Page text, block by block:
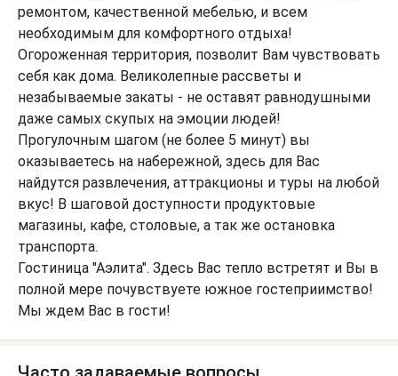
ремонтом, качественной мебелью, и всем
необходимым для комфортного отдыха!
Огороженная территория, позволит Вам чувствовать
себя как дома. Великолепные рассветы и
незабываемые закаты - не оставят равнодушными
даже самых скупых на эмоции людей!
Прогулочным шагом (не более 5 минут) вы
оказываетесь на набережной, здесь для Вас
найдутся развлечения, аттракционы и туры на любой
вкус! В шаговой доступности продуктовые
магазины, кафе, столовые, а так же остановка
транспорта.
Гостиница "Аэлита". Здесь Вас тепло встретят и Вы в
полной мере почувствуете южное гостеприимство!
Мы ждем Вас в гости!